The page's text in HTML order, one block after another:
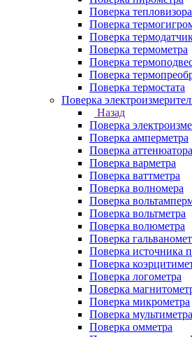
Поверка тепловизора
Поверка
Поверка
Поверка термометра
Поверка
Поверка
Поверка термостата
Поверка
Назад
Поверка
Поверка амперметра
Поверка аттенюатора
Поверка варметра
Поверка ваттметра
Поверка волномера
Поверка
Поверка вольтметра
Поверка волюметра
Поверка
Поверка источника
Поверка
Поверка логометра
Поверка
Поверка микрометра
Поверка мультиметра
Поверка омметра